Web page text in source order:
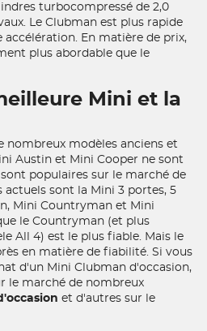
turbocompressé de 2,0
Le Clubman est plus rapide
En matière de prix,
plus abordable que le
Mini et la
nombreux modèles anciens et
Austin et Mini Cooper ne sont
populaires sur le marché de
actuels sont la Mini 3 portes, 5
Mini Countryman et Mini
le Countryman (et plus
All 4) est le plus fiable. Mais le
en matière de fiabilité. Si vous
d'un Mini Clubman d'occasion,
le marché de nombreux
et d'autres sur le